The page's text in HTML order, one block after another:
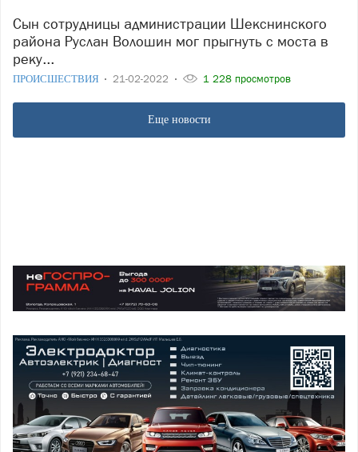
Сын сотрудницы администрации Шекснинского
района Руслан Волошин мог прыгнуть с моста в
реку...
ПРОИСШЕСТВИЯ 21-02-2022 1 228 просмотров
Еще новости